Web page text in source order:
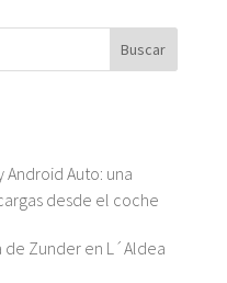
Buscar
Android Auto: una
desde el coche
de Zunder en L´Aldea